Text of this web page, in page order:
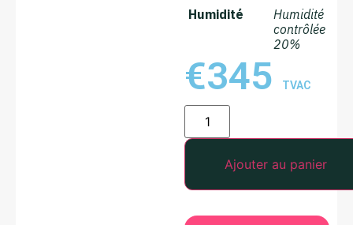
Humidité
Humidité
contrôlée
20%
€345 TVAC
Ajouter au panier